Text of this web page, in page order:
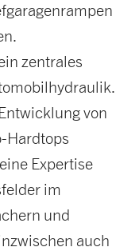
zentrales
von
Hardtops
Expertise
im
und
auch